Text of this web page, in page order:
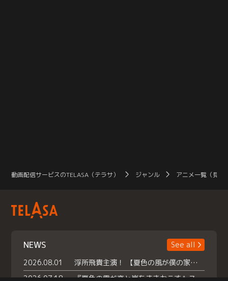
動画配信サービスのTELASA（テラサ） ジャンル アニメ一覧（見放
NEWS
See all
2026.08.01
浮所飛貴主演！ 【夏色の風が僕の家にやってきた】 本日よりテラサで独占配信スタート！
2026.07.18
『夏色の雲が恋と嵐をまきおこす』スペシャルメイキング 【Part1】2026年７月18日（土）23時30分～配信スタート！話題のシーンの裏側を大公開！豪華キャスト大集合！ 『武宮家 真夏の家族会議』開催！